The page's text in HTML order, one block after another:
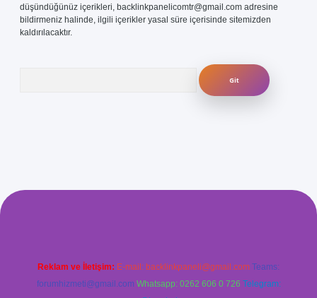
düşündüğünüz içerikleri, backlinkpanelicomtr@gmail.com adresine
bildirmeniz halinde, ilgili içerikler yasal süre içerisinde sitemizden
kaldırılacaktır.
mi
Reklam ve İletişim: E-mail: backlinkpaneli@gmail.com Teams:
forumhizmeti@gmail.com Whatsapp: 0262 606 0 726 Telegram: